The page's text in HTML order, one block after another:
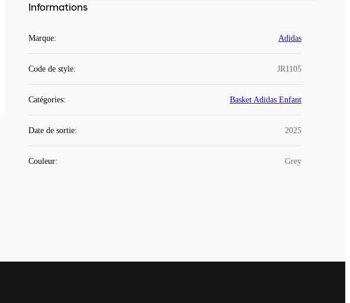
Informations
Marque: Adidas
Code de style: JR1105
Catégories: Basket Adidas Enfant
Date de sortie: 2025
Couleur: Grey